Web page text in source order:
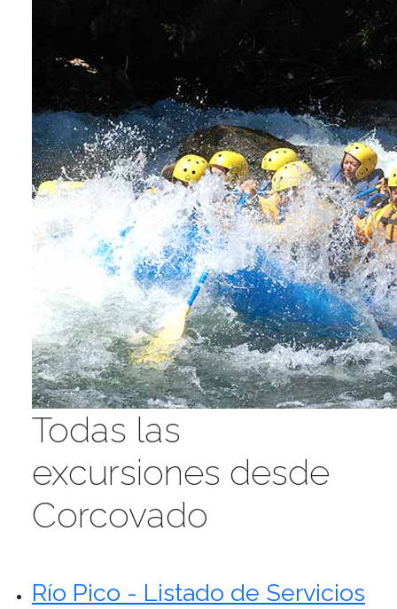
Todas las
excursiones desde
Corcovado
Río Pico - Listado de Servicios